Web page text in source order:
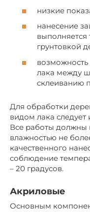
низкие
нанесение
грунтовкой
лака между
склеиванию
Для обработки
видом лака следует
Все работы должны
влажностью не
качественного
соблюдение
– 20 градусов.
Акриловые
Основным